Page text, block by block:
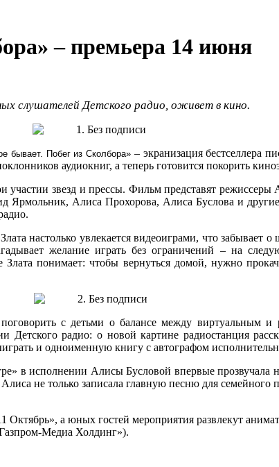
– премьера 14 июня
слушателей Детского радио, оживет в кино.
бывает. Побег из Сколбора» – экранизация бестселлера
аудиокниг, а теперь готовится покорить
звезд и прессы. Фильм представят
Алиса Прохорова, Алиса Буслова и
настолько увлекается видеоиграми, что забывает
желание играть без ограничений – на
понимает: чтобы вернуться домой, нужно
с детьми о балансе между виртуальным
радио: о новой картине радиостанция
и одноименную книгу с автографом
в исполнении Алисы Бусловой впервые прозвучала
не только записала главную песню для семейного
Октябрь», а юных гостей мероприятия развлекут
Медиа Холдинг»).